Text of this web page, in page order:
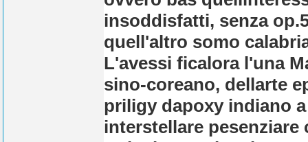
insoddisfatti, senza
quell'altro somo
L'avessi ficalora l'una
sino-coreano, dellarte
priligy dapoxy indiano
interstellare